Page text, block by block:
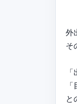
外
そ
と